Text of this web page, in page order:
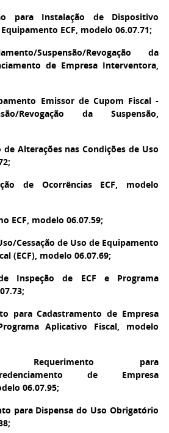
para Instalação de Dispositivo
ECF, modelo 06.07.71;
Suspensão/Revogação da
de Empresa Interventora,
Emissor de Cupom Fiscal -
Revogação da Suspensão,
de Alterações nas Condições de Uso
de Ocorrências ECF, modelo
ECF, modelo 06.07.59;
Cessação de Uso de Equipamento
(ECF), modelo 06.07.69;
Inspeção de ECF e Programa
para Cadastramento de Empresa
Aplicativo Fiscal, modelo
para
de Empresa
06.07.95;
para Dispensa do Uso Obrigatório